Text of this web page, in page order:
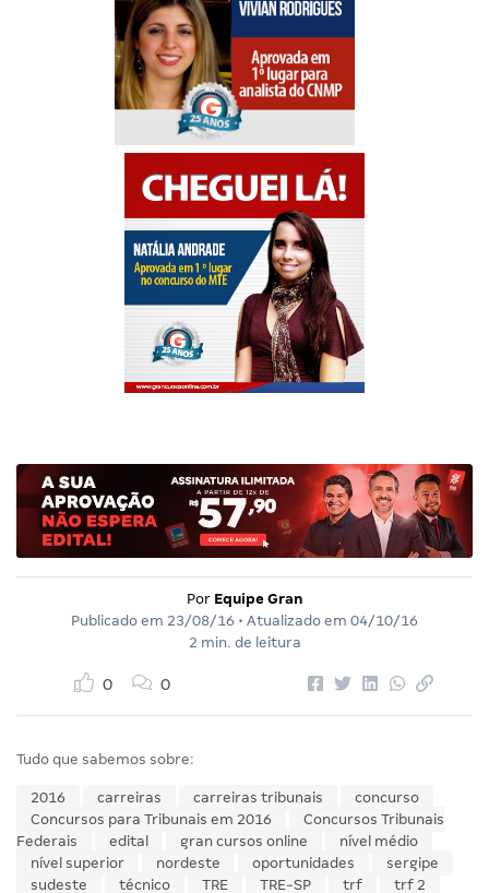
Por Equipe Gran
Publicado em 23/08/16 • Atualizado em 04/10/16
2 min. de leitura
0 0
Tudo que sabemos sobre:
2016 carreiras carreiras tribunais
concurso
Concursos para Tribunais em 2016
Concursos Tribunais
Federais
edital gran cursos online
nível médio
nível superior
nordeste oportunidades
sergipe
sudeste
técnico TRE TRE-SP trf trf 2